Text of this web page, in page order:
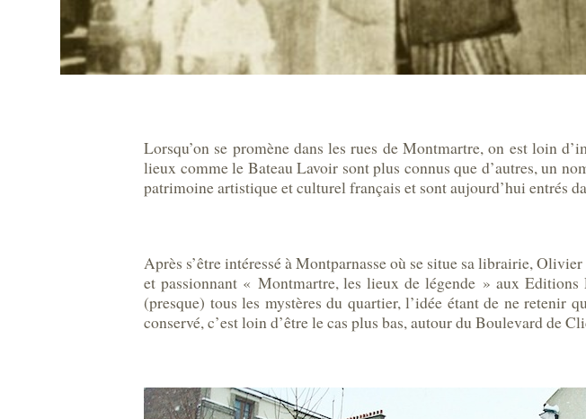
Lorsqu’on se promène dans les rues de Montmartre, on est loin
lieux comme le Bateau Lavoir sont plus connus que d’autres, un
patrimoine artistique et culturel français et sont aujourd’hui entrés
Après s’être intéressé à Montparnasse où se situe sa librairie,
et passionnant « Montmartre, les lieux de légende » aux
(presque) tous les mystères du quartier, l’idée étant de ne
conservé, c’est loin d’être le cas plus bas, autour du Boulevard de